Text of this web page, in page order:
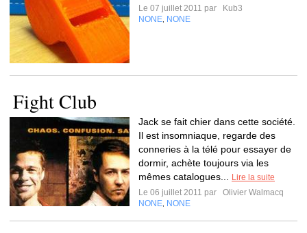
Le 07 juillet 2011 par
Kub3
NONE NONE
Fight Club
Jack se fait chier dans cette société.
Il est insomniaque, regarde des
conneries à la télé pour essayer de
dormir, achète toujours via les
mêmes catalogues...
Lire la suite
Le 06 juillet 2011 par
Olivier Walmacq
NONE NONE